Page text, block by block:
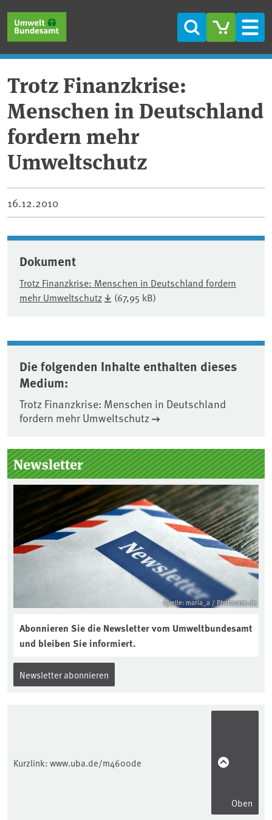
Suche
Trotz Finanzkrise:
Menschen in Deutschland
fordern mehr
Umweltschutz
16.12.2010
Dokument
Trotz Finanzkrise: Menschen in Deutschland fordern
mehr Umweltschutz
(67,95 kB)
Die folgenden Inhalte enthalten dieses
Medium:
Trotz Finanzkrise: Menschen in Deutschland
fordern mehr Umweltschutz
Seitenleiste
Newsletter
Quelle: maria_a / Photocase.de
Abonnieren Sie die Newsletter vom Umweltbundesamt
und bleiben Sie informiert.
Newsletter abonnieren
Kurzlink: www.uba.de/m4600de
Oben